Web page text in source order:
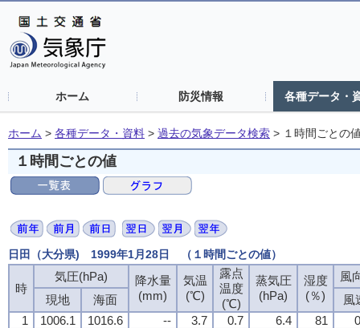
ホーム 防災情報 各種データ・
ホーム > 各種データ・資料 > 過去の気象データ検索 > １時間ごとの
１時間ごとの値
日田（大分県) 1999年1月28日 （１時間ごとの値）
時
気圧(hPa)
降水量
(mm)
気温
(℃)
露点
温度
(℃)
蒸気圧
(hPa)
湿度
(％)
風
現地
海面
風
1
1006.1 1016.6 -- 3.7 0.7 6.4 81